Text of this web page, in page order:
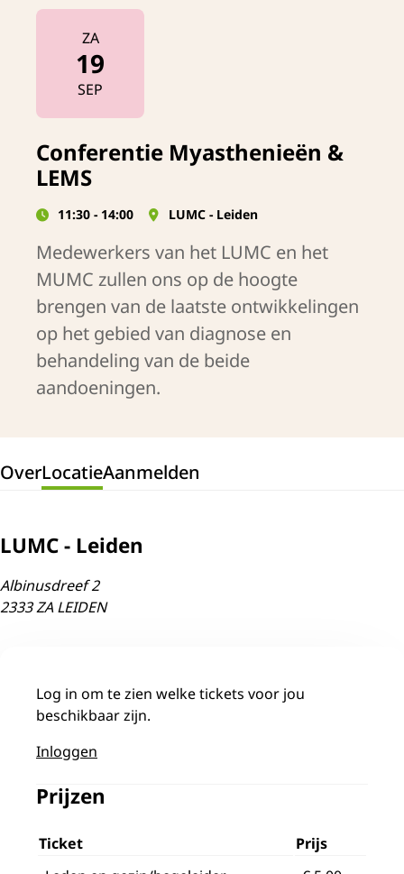
ZA
19
SEP
2026
Conferentie Myasthenieën &
LEMS
11:30 - 14:00 LUMC - Leiden
Medewerkers van het LUMC en het
MUMC zullen ons op de hoogte
brengen van de laatste ontwikkelingen
op het gebied van diagnose en
behandeling van de beide
aandoeningen.
OverLocatieAanmelden
LUMC - Leiden
Albinusdreef 2
2333 ZA LEIDEN
Aanmelden
Log in om te zien welke tickets voor jou
beschikbaar zijn.
Inloggen
Prijzen
Ticket
Prijs